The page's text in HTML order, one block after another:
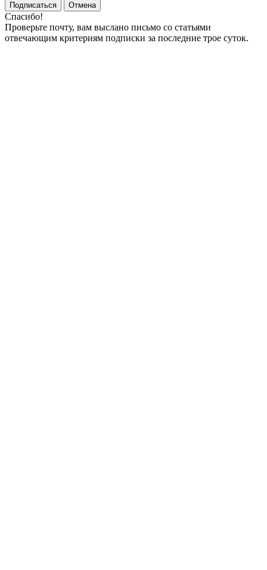
Подписаться
Отмена
Спасибо!
Проверьте почту, вам выслано письмо со статьями
отвечающим критериям подписки за последние трое суток.